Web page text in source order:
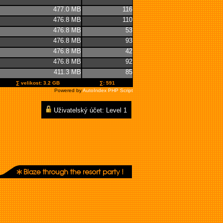
477.0 MB
116
476.8 MB
110
476.8 MB
53
476.8 MB
93
476.8 MB
42
476.8 MB
92
411.3 MB 85
∑ velikost: 3.2 GB
∑: 591
Powered byAutoIndex PHP Script
Uživatelský účet: Level 1